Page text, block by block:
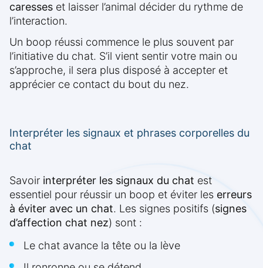
caresses et laisser l’animal décider du rythme de
l’interaction.
Un boop réussi commence le plus souvent par
l’initiative du chat. S’il vient sentir votre main ou
s’approche, il sera plus disposé à accepter et
apprécier ce contact du bout du nez.
Interpréter les signaux et phrases corporelles du
chat
Savoir interpréter les signaux du chat est
essentiel pour réussir un boop et éviter les erreurs
à éviter avec un chat. Les signes positifs (signes
d’affection chat nez) sont :
Le chat avance la tête ou la lève